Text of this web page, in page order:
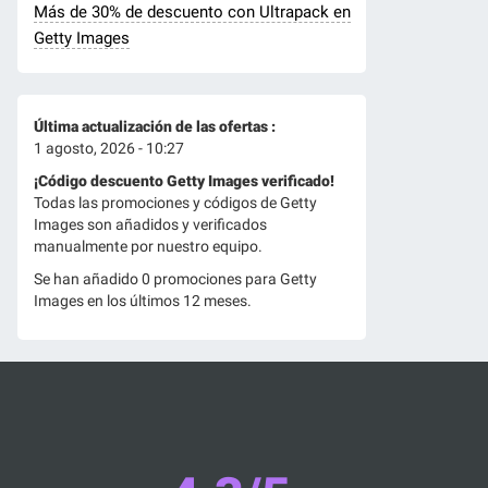
Más de 30% de descuento con Ultrapack en
Getty Images
Última actualización de las ofertas :
1 agosto, 2026 - 10:27
¡Código descuento Getty Images verificado!
Todas las promociones y códigos de Getty
Images son añadidos y verificados
manualmente por nuestro equipo.
Se han añadido 0 promociones para Getty
Images en los últimos 12 meses.